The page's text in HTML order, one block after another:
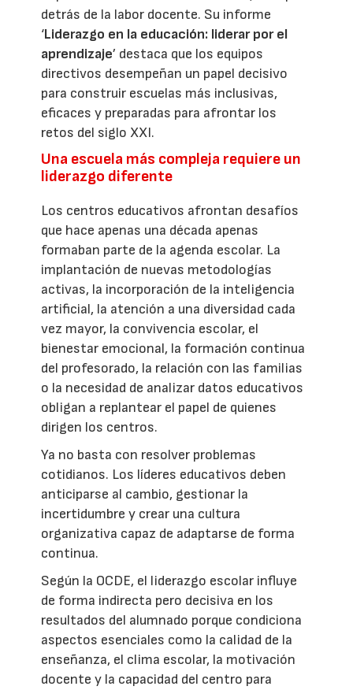
detrás de la labor docente. Su informe
‘Liderazgo en la educación: liderar por el
aprendizaje’ destaca que los equipos
directivos desempeñan un papel decisivo
para construir escuelas más inclusivas,
eficaces y preparadas para afrontar los
retos del siglo XXI.
Una escuela más compleja requiere un
liderazgo diferente
Los centros educativos afrontan desafíos
que hace apenas una década apenas
formaban parte de la agenda escolar. La
implantación de nuevas metodologías
activas, la incorporación de la inteligencia
artificial, la atención a una diversidad cada
vez mayor, la convivencia escolar, el
bienestar emocional, la formación continua
del profesorado, la relación con las familias
o la necesidad de analizar datos educativos
obligan a replantear el papel de quienes
dirigen los centros.
Ya no basta con resolver problemas
cotidianos. Los líderes educativos deben
anticiparse al cambio, gestionar la
incertidumbre y crear una cultura
organizativa capaz de adaptarse de forma
continua.
Según la OCDE, el liderazgo escolar influye
de forma indirecta pero decisiva en los
resultados del alumnado porque condiciona
aspectos esenciales como la calidad de la
enseñanza, el clima escolar, la motivación
docente y la capacidad del centro para